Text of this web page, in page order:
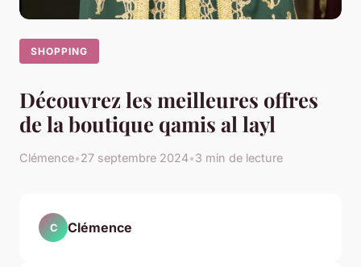
SHOPPING
Découvrez les meilleures offres
de la boutique qamis al layl
Clémence•27 septembre 2024•3 min de lecture
C Clémence